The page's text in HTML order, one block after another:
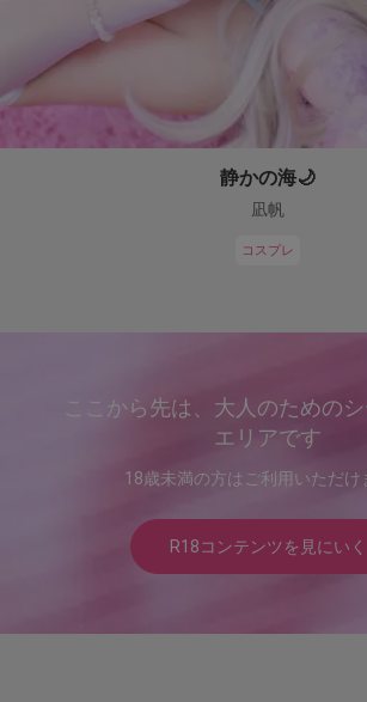
静かの海🌙
凪帆
コスプレ
ここから先は、大人のための
エリアです
18歳未満の方はご利用いただけ
R18コンテンツを見にいく